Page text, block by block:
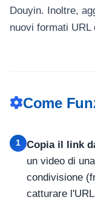
Douyin. Inoltre,
nuovi formati URL
Come
1 Copia il link
un video di
condivisione
catturare